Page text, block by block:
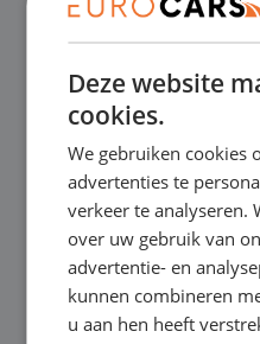
Financial lease –
Gratis
Onze
Je bent van harte
Deze website
cookies.
We gebruiken cookies
advertenties te
verkeer te analyseren.
over uw gebruik van
advertentie- en
kunnen combineren
u aan hen heeft